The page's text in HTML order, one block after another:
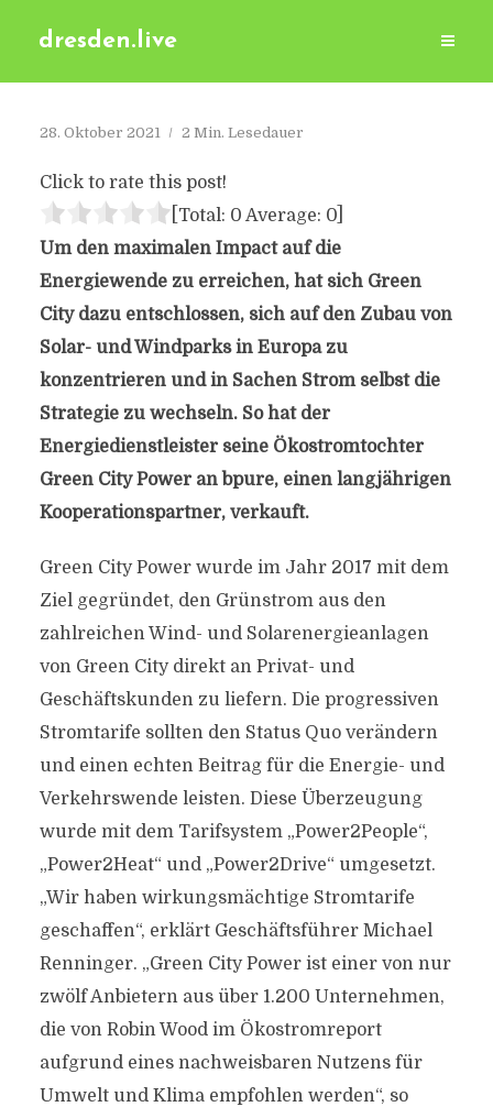
dresden.live
28. Oktober 2021 2 Min. Lesedauer
Click to rate this post!
[Total: 0 Average: 0]
Um den maximalen Impact auf die
Energiewende zu erreichen, hat sich Green
City dazu entschlossen, sich auf den Zubau von
Solar- und Windparks in Europa zu
konzentrieren und in Sachen Strom selbst die
Strategie zu wechseln. So hat der
Energiedienstleister seine Ökostromtochter
Green City Power an bpure, einen langjährigen
Kooperationspartner, verkauft.
Green City Power wurde im Jahr 2017 mit dem
Ziel gegründet, den Grünstrom aus den
zahlreichen Wind- und Solarenergieanlagen
von Green City direkt an Privat- und
Geschäftskunden zu liefern. Die progressiven
Stromtarife sollten den Status Quo verändern
und einen echten Beitrag für die Energie- und
Verkehrswende leisten. Diese Überzeugung
wurde mit dem Tarifsystem „Power2People“,
„Power2Heat“ und „Power2Drive“ umgesetzt.
„Wir haben wirkungsmächtige Stromtarife
geschaffen“, erklärt Geschäftsführer Michael
Renninger. „Green City Power ist einer von nur
zwölf Anbietern aus über 1.200 Unternehmen,
die von Robin Wood im Ökostromreport
aufgrund eines nachweisbaren Nutzens für
Umwelt und Klima empfohlen werden“, so